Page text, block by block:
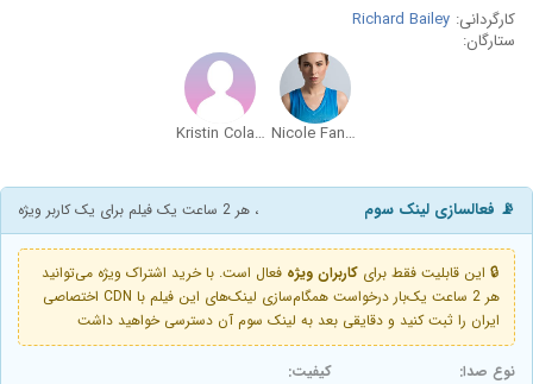
کارگردانی: Richard Bailey
ستارگان:
Nicole Fancher
Kristin Colaneri
📡 فعالسازی لینک سوم ، هر 2 ساعت یک فیلم برای یک کاربر ویژه
🔒 این قابلیت فقط برای کاربران ویژه فعال است. با خرید اشتراک ویژه می‌توانید
هر 2 ساعت یک‌بار درخواست همگام‌سازی لینک‌های این فیلم با CDN اختصاصی
ایران را ثبت کنید و دقایقی بعد به لینک سوم آن دسترسی خواهید داشت
نوع صدا: کیفیت: